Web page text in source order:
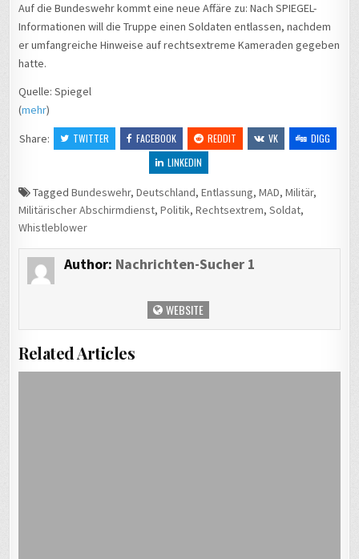
Auf die Bundeswehr kommt eine neue Affäre zu: Nach SPIEGEL-
Informationen will die Truppe einen Soldaten entlassen, nachdem
er umfangreiche Hinweise auf rechtsextreme Kameraden gegeben
hatte.
Quelle: Spiegel
(mehr)
Share:
TWITTER FACEBOOK REDDIT VK
DIGG
LINKEDIN
TaggedBundeswehr,Deutschland,Entlassung,MAD,Militär,
Militärischer Abschirmdienst,Politik,Rechtsextrem,Soldat,
Whistleblower
Author: Nachrichten-Sucher 1
WEBSITE
Related Articles